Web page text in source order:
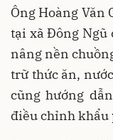
Ông Hoàng Văn
tại xã Đông Ngũ
nâng nền
trữ thức ăn,
cũng hướng
điều chỉnh khẩu